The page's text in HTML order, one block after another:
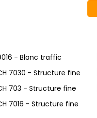
- Blanc traffic
7030 - Structure fine
703 - Structure fine
7016 - Structure fine